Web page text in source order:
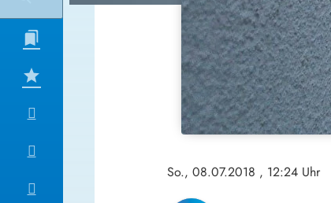
So., 08.07.2018 , 12:24 Uhr